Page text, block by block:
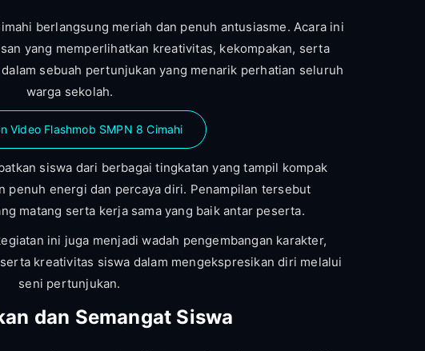
berlangsung meriah dan penuh antusiasme. Acara ini
yang memperlihatkan kreativitas, kekompakan, serta
sebuah pertunjukan yang menarik perhatian seluruh
warga sekolah.
Video Flashmob SMPN 8 Cimahi
siswa dari berbagai tingkatan yang tampil kompak
penuh energi dan percaya diri. Penampilan tersebut
matang serta kerja sama yang baik antar peserta.
ini juga menjadi wadah pengembangan karakter,
kreativitas siswa dalam mengekspresikan diri melalui
seni pertunjukan.
dan Semangat Siswa